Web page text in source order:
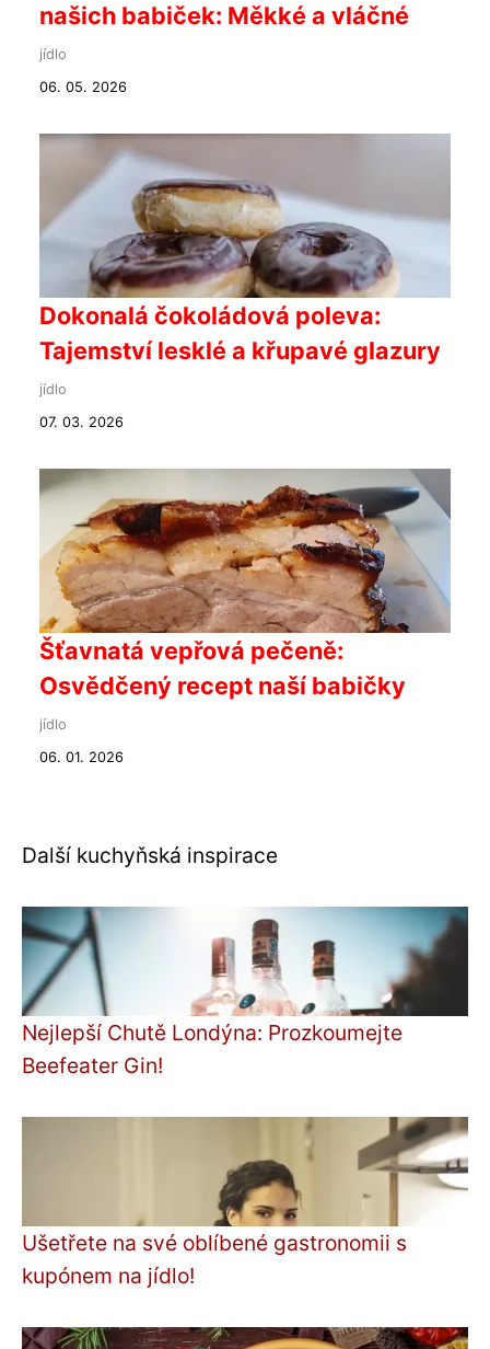
našich babiček: Měkké a vláčné
jídlo
06. 05. 2026
Dokonalá čokoládová poleva:
Tajemství lesklé a křupavé glazury
jídlo
07. 03. 2026
Šťavnatá vepřová pečeně:
Osvědčený recept naší babičky
jídlo
06. 01. 2026
Další kuchyňská inspirace
Nejlepší Chutě Londýna: Prozkoumejte
Beefeater Gin!
Ušetřete na své oblíbené gastronomii s
kupónem na jídlo!